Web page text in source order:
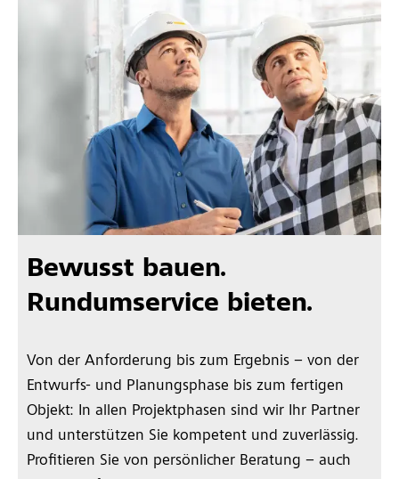
Bewusst bauen.
Rundumservice bieten.
Von der Anforderung bis zum Ergebnis – von der
Entwurfs- und Planungsphase bis zum fertigen
Objekt: In allen Projektphasen sind wir Ihr Partner
und unterstützen Sie kompetent und zuverlässig.
Profitieren Sie von persönlicher Beratung – auch